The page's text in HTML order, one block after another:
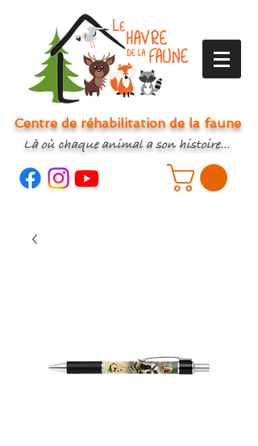
Centre de réhabilitation de la faune
Là où chaque animal a son histoire...